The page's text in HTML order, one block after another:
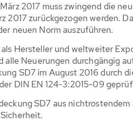
2017 muss zwingend die
2017 zurückgezogen werden.
neuen Norm auszuführen.
als Hersteller und weltweiter
alle Neuerungen durchgängig
SD7 im August 2016 durch
DIN EN 124-3:2015-09
SD7 aus